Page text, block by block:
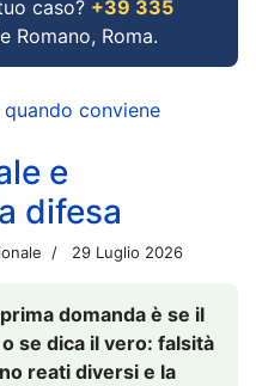
caso? +39 335
Romano, Roma.
conviene
e
difesa
29 Luglio 2026
domanda è se il
se dica il vero: falsità
reati diversi e la